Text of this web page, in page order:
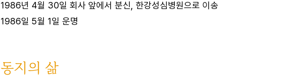
1986년 4월 30일 회사 앞에서 분신, 한강성심병원으로 이송
1986일 5월 1일 운명
동지의 삶